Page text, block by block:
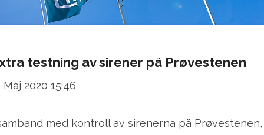
testning av sirener på Prøvestenen
Maj 2020 15:46
med kontroll av sirenerna på Prøvestenen,